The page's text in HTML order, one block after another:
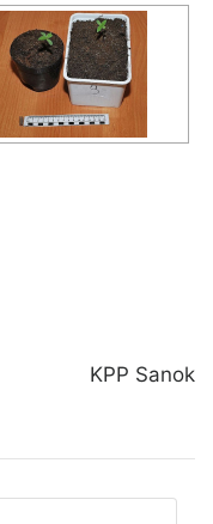
KPP Sanok